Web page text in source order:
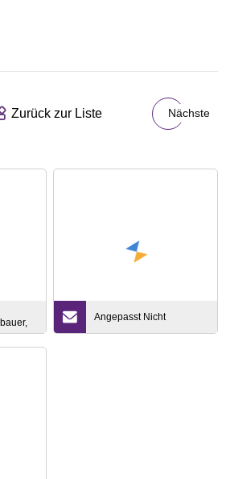
Zurück zur Liste Nächste
Angepasst Nicht